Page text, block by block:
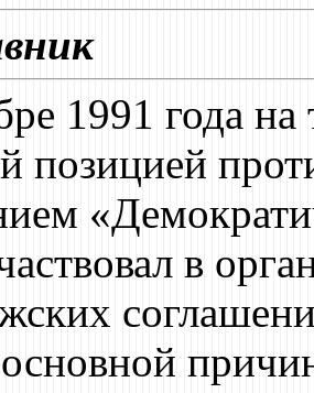
1991 года
позицией
в
основной